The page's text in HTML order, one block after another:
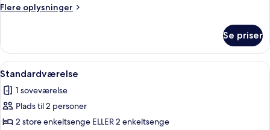
Flere oplysninger
Flere
Se priser
Indlæs
alle
billeder
af
Standardværelse
Minibar, pengeskab på værelset,
6
Standardværelse
1 soveværelse
Plads til 2 personer
2 store enkeltsenge ELLER 2 enkeltsenge